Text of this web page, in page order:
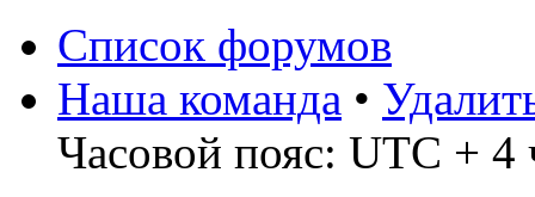
Список форумов
Наша команда •
Часовой пояс: UTC + 4